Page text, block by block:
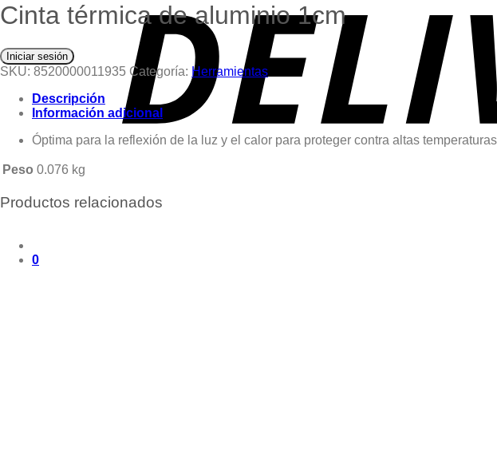
0
Cinta térmica de aluminio 1cm
Iniciar sesión
SKU: 8520000011935 Categoría: Herramientas
Descripción
Información adicional
Óptima para la reflexión de la luz y el calor para proteger contra altas temperaturas
Peso 0.076 kg
Productos relacionados